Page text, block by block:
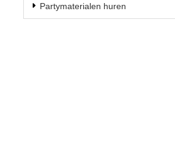
Partymaterialen huren